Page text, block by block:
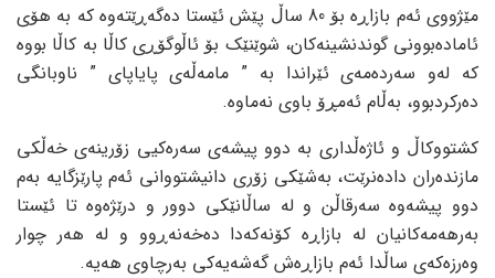
مێژووی ئەم بازاڕە بۆ 80 ساڵ پێش ئێستا دەگەڕێتەوە کە بە هۆی
ئامادەبوونی گوندنشینەکان، شوێنێک بۆ ئاڵوگۆڕی کاڵا بە کاڵا بووە
کە لەو سەردەمەی ئێراندا بە ” مامەڵەی پایاپای ” ناوبانگی
دەرکردبوو، بەڵام ئەمڕۆ باوی نەماوە.
کشتووکاڵ و ئاژەڵداری بە دوو پیشەی سەرەکیی زۆرینەی خەڵکی
مازندەران دادەنرێت، بەشێکی زۆری دانیشتووانی ئەم پارێزگایە بەم
دوو پیشەوە سەرقاڵن و لە ساڵانێکی دوور و درێژەوە تا ئێستا
بەرهەمەکانیان لە بازاڕە کۆنەکەدا دەخەنەڕوو و لە هەر چوار
وەرزەکەی ساڵدا ئەم بازاڕەش گەشەیەکی بەرچاوی هەیە.